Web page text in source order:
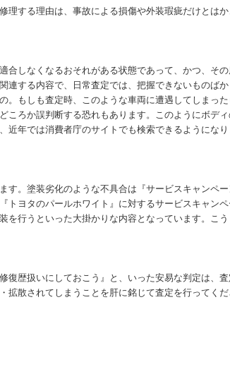
する理由は、事故による損傷や外装瑕疵だけとは
しなくなるおそれがある状態であって、かつ、そ
する内容で、日常査定では、把握できないもの
もしも査定時、このような車両に遭遇してしまっ
ろか誤判断する恐れもあります。このようにボデ
年では消費者庁のサイトでも検索できるようにな
。塗装劣化のような不具合は『サービスキャンペ
ヨタのパールホワイト』に対するサービスキャ
行うといった大掛かりな内容となっています。こ
歴扱いにしておこう』と、いった安易な判定は、
散されてしまうことを肝に銘じて査定を行ってくだ